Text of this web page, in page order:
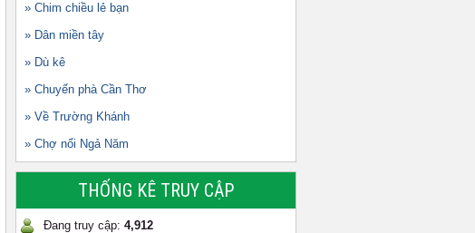
» Chim chiều lẻ bạn
» Dân miền tây
» Dù kê
» Chuyến phà Cần Thơ
» Về Trường Khánh
» Chợ nổi Ngả Năm
THỐNG KÊ TRUY CẬP
Đang truy cập: 4,912